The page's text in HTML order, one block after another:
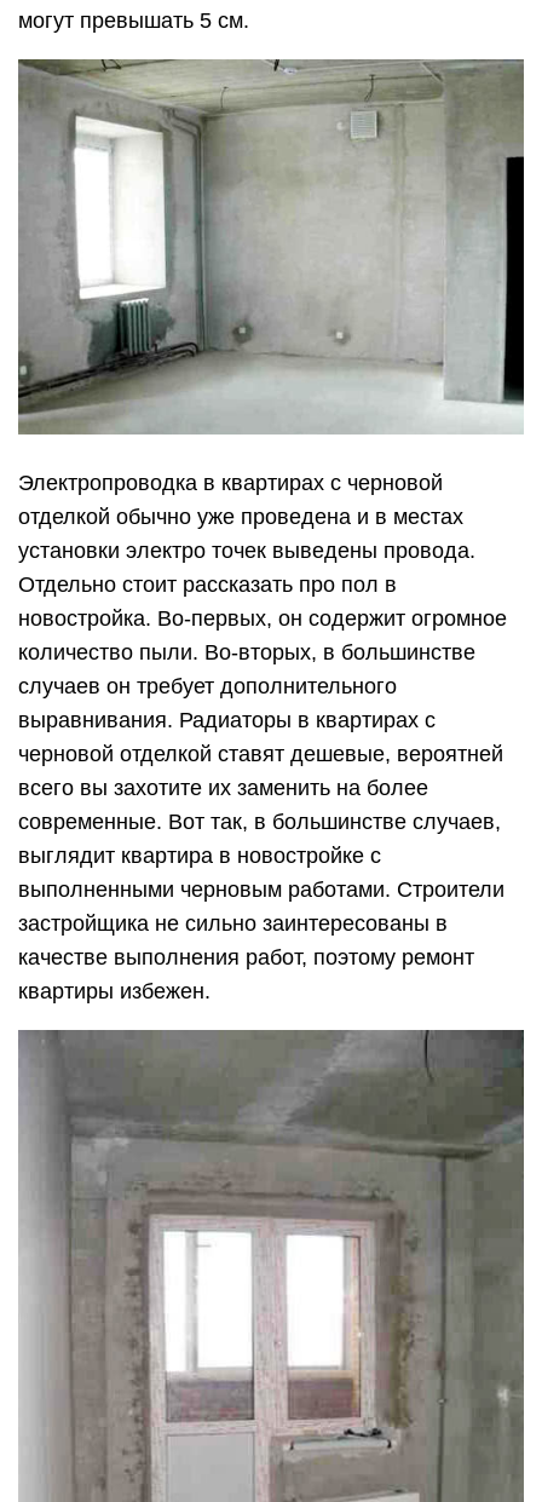
могут превышать 5 см.
Электропроводка в квартирах с черновой
отделкой обычно уже проведена и в местах
установки электро точек выведены провода.
Отдельно стоит рассказать про пол в
новостройка. Во-первых, он содержит огромное
количество пыли. Во-вторых, в большинстве
случаев он требует дополнительного
выравнивания. Радиаторы в квартирах с
черновой отделкой ставят дешевые, вероятней
всего вы захотите их заменить на более
современные. Вот так, в большинстве случаев,
выглядит квартира в новостройке с
выполненными черновым работами. Строители
застройщика не сильно заинтересованы в
качестве выполнения работ, поэтому ремонт
квартиры избежен.